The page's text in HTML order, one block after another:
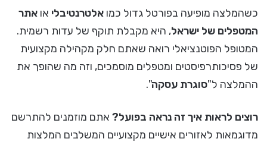
כשהמלצה מופיעה בפורטל גדול כמו אלטרנטיבלי או אתר
המטפלים של ישראל, היא מקבלת תוקף של עדות רשמית.
המטופל הפוטנציאלי רואה שאתם חלק מקהילה מקצועית
של פסיכותרפיסטים ומטפלים מוסמכים, וזה מה שהופך את
ההמלצה ל"סוגרת עסקה".
רוצים לראות איך זה נראה בפועל? אתם מוזמנים להתרשם
מדוגמאות לאזורים אישיים מקצועיים המשלבים המלצות